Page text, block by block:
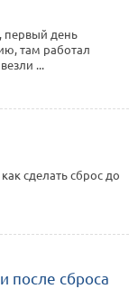
первый день
там работал
...
сделать сброс до
после сброса